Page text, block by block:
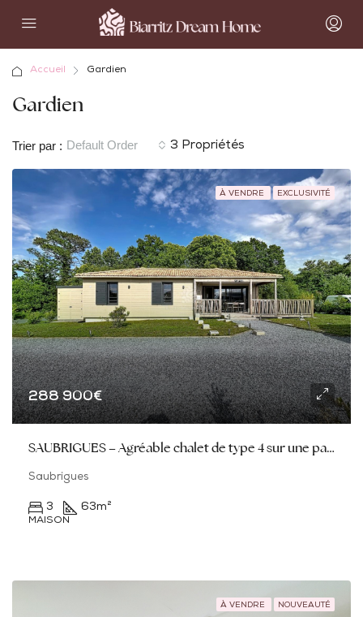
Accueil Gardien
Gardien
3 Propriétés
Trier par : Default Order
À VENDRE EXCLUSIVITÉ
288 900€
SAUBRIGUES – Agréable chalet de type 4 sur une parcelle de 411M2
Saubrigues
3 63m²
MAISON
À VENDRE NOUVEAUTÉ